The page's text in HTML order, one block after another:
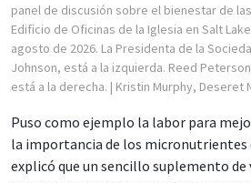
panel de discusión sobre el bienestar de
Edificio de Oficinas de la Iglesia en Salt
agosto de 2026. La Presidenta de la
Johnson, está a la izquierda. Reed
está a la derecha. | Kristin Murphy, Deseret
Puso como ejemplo la labor para
la importancia de los micronutrientes
explicó que un sencillo suplemento de